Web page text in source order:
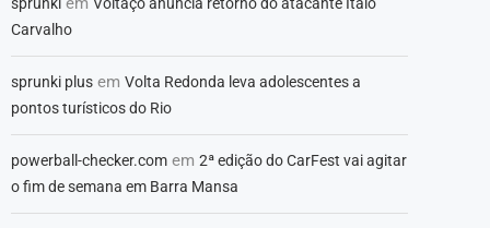
sprunki
Voltaço anuncia retorno do atacante Ítalo
Carvalho
sprunki plus em Volta Redonda leva adolescentes a
pontos turísticos do Rio
powerball-checker.com em 2ª edição do CarFest vai agitar
o fim de semana em Barra Mansa